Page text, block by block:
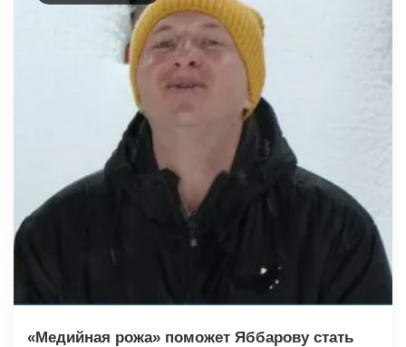
«Медийная рожа» поможет Яббарову стать